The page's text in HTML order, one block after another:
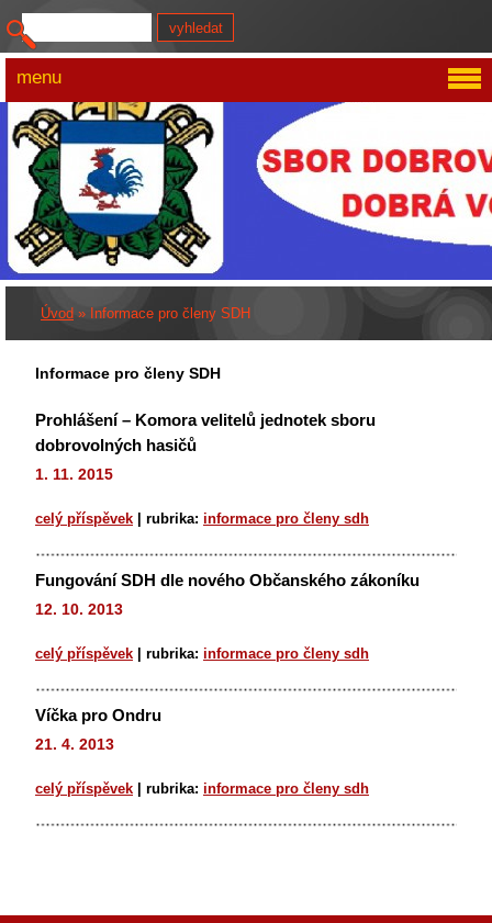
Úvod » Informace pro členy SDH
Informace pro členy SDH
Prohlášení – Komora velitelů jednotek sboru
dobrovolných hasičů
1. 11. 2015
celý příspěvek rubrika: informace pro členy sdh
Fungování SDH dle nového Občanského zákoníku
12. 10. 2013
celý příspěvek rubrika: informace pro členy sdh
Víčka pro Ondru
21. 4. 2013
celý příspěvek rubrika: informace pro členy sdh
menu